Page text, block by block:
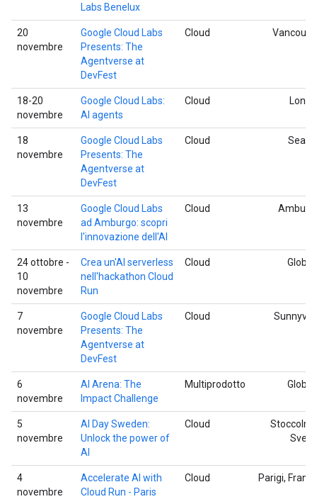
Labs Benelux
20
novembre
Google Cloud Labs
Presents: The
Agentverse at
DevFest
Cloud
18-20
novembre
Google Cloud Labs:
AI agents
Cloud
18
novembre
Google Cloud Labs
Presents: The
Agentverse at
DevFest
Cloud
13
novembre
Google Cloud Labs
ad Amburgo: scopri
l'innovazione dell'AI
Cloud
24 ottobre -
10
novembre
Crea un'AI serverless
nell'hackathon Cloud
Run
Cloud
7
novembre
Google Cloud Labs
Presents: The
Agentverse at
DevFest
Cloud
6
novembre
AI Arena: The
Impact Challenge
Multiprodotto
5
novembre
AI Day Sweden:
Unlock the power of
AI
Cloud
4
novembre
Accelerate AI with
Cloud Run - Paris
Cloud Parigi,